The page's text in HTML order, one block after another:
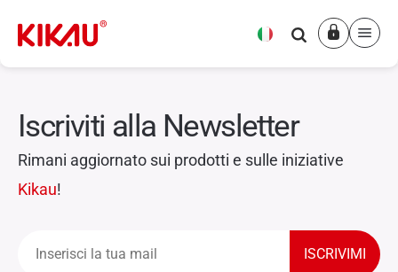
VERDE GOTICO
Iscriviti alla Newsletter
Rimani aggiornato sui prodotti e sulle iniziative
Kikau!